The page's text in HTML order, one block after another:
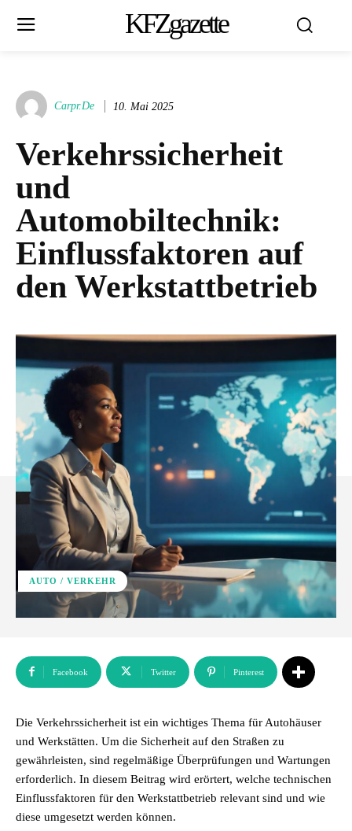
KFZgazette
Carpr.de 10. Mai 2025
Verkehrssicherheit
und
Automobiltechnik:
Einflussfaktoren auf
den Werkstattbetrieb
AUTO / VERKEHR
Facebook Twitter Pinterest
Die Verkehrssicherheit ist ein wichtiges Thema für Autohäuser
und Werkstätten. Um die Sicherheit auf den Straßen zu
gewährleisten, sind regelmäßige Überprüfungen und Wartungen
erforderlich. In diesem Beitrag wird erörtert, welche technischen
Einflussfaktoren für den Werkstattbetrieb relevant sind und wie
diese umgesetzt werden können.